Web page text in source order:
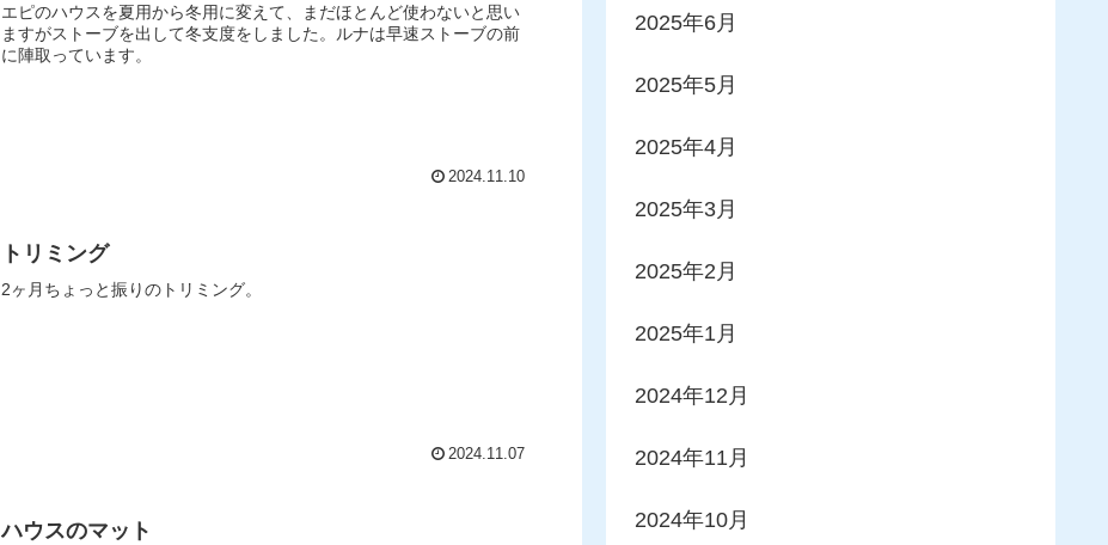
エピのハウスを夏用から冬用に変えて、まだほとんど使わないと思い
ますがストーブを出して冬支度をしました。ルナは早速ストーブの前
に陣取っています。
2024.11.10
トリミング
2ヶ月ちょっと振りのトリミング。
2024.11.07
ハウスのマット
2025年6月
2025年5月
2025年4月
2025年3月
2025年2月
2025年1月
2024年12月
2024年11月
2024年10月